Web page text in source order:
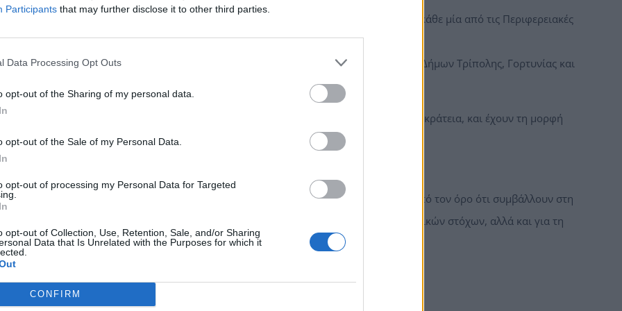
Participants that may further disclose it to other third parties.
Data Processing Opt Outs
opt-out of the Sharing of my personal data.
opt-out of the Sale of my Personal Data.
opt-out of processing my Personal Data for Targeted
opt-out of Collection, Use, Retention, Sale, and/or Sharing
Data that Is Unrelated with the Purposes for which it
CONFIRM
30% σε κάθε μία από τις Περιφερειακές Ενότητες Κοζάνης και Φλώρινας και 20% σε κάθε μία από τις Περιφερειακές
περιοχή του Δήμου Μεγαλόπολης και 50% αθροιστικά στις περιοχές των όμορων Δήμων Τρίπολης, Γορτυνίας και
επενδύσεων, που είναι εγκατεστημένοι ή έχουν υποκατάστημα στην Ελληνική Επικράτεια, και έχουν τη μορφή
με τον ορισμό της Ε.Ε.).
εφόσον οι επενδύσεις αυτές είναι απαραίτητες για την υλοποίηση των Ε.Σ.Δ.Ι.Μ., υπό τον όρο ότι συμβάλλουν στη
της Ευρωπαϊκής Ένωσης έως το έτος 2050 και στην επίτευξη συναφών περιβαλλοντικών στόχων, αλλά και για τη
και δεν οδηγούν σε μετεγκατάσταση.
Αναπτυξιακή Μετάβαση